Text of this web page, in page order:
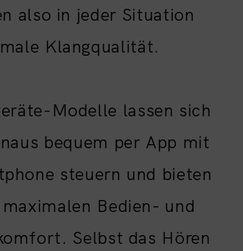
also in jeder Situation
Klangqualität.
Modelle lassen sich
bequem per App mit
steuern und bieten
Bedien- und
Selbst das Hören